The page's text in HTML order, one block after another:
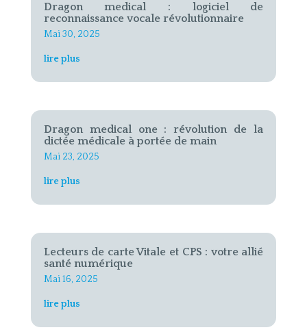
Dragon medical : logiciel de
reconnaissance vocale révolutionnaire
Mai 30, 2025
lire plus
Dragon medical one : révolution de la
dictée médicale à portée de main
Mai 23, 2025
lire plus
Lecteurs de carte Vitale et CPS : votre allié
santé numérique
Mai 16, 2025
lire plus